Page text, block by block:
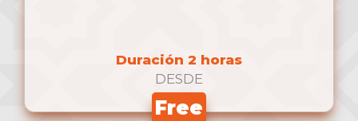
Duración 2 horas
DESDE
Free